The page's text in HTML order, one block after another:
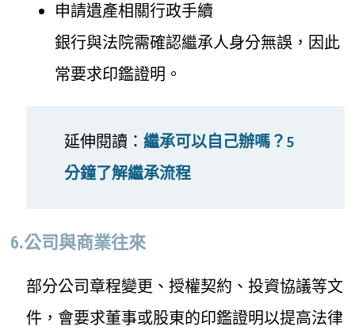
申請遺產相關行政手續
銀行與法院需確認繼承人身分無誤，因此
常要求印鑑證明。
延伸閱讀： 繼承可以自己辦嗎？5
分鐘了解繼承流程
6.公司與商業往來
部分公司章程變更、授權契約、投資協議等文
件，會要求董事或股東的印鑑證明以提高法律